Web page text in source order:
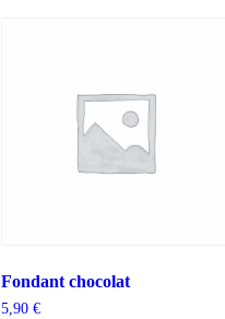
Fondant chocolat
5,90 €